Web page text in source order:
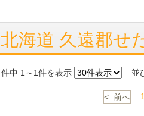
北海道 久遠郡せ
件中 1～1件を表示 並
< 前へ